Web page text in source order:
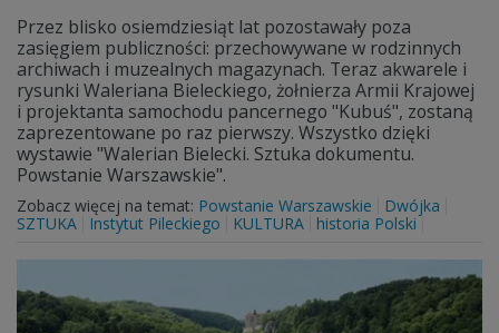
Przez blisko osiemdziesiąt lat pozostawały poza
zasięgiem publiczności: przechowywane w rodzinnych
archiwach i muzealnych magazynach. Teraz akwarele i
rysunki Waleriana Bieleckiego, żołnierza Armii Krajowej
i projektanta samochodu pancernego "Kubuś", zostaną
zaprezentowane po raz pierwszy. Wszystko dzięki
wystawie "Walerian Bielecki. Sztuka dokumentu.
Powstanie Warszawskie".
Zobacz więcej na temat: Powstanie Warszawskie
Dwójka
SZTUKA
Instytut Pileckiego KULTURA historia Polski